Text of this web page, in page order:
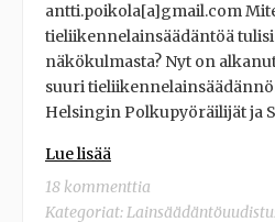
antti.poikola[a]gmail.com
tieliikennelainsäädäntöä
näkökulmasta? Nyt on
suuri
Helsingin Polkupyöräilijät ja
Lue lisää
18 kommenttia
Kategoriat: